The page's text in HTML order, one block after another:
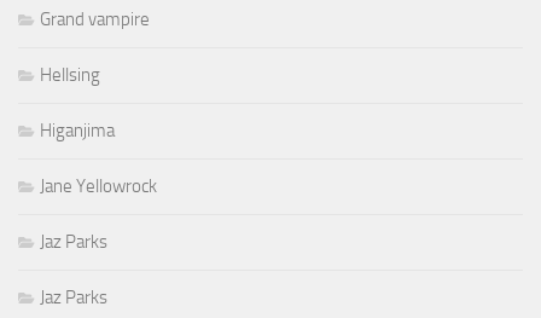
Grand vampire
Hellsing
Higanjima
Jane Yellowrock
Jaz Parks
Jaz Parks